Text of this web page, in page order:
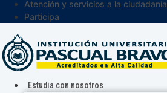
Atención y servicios a la ciudadanía
Participa
Estudia con nosotros